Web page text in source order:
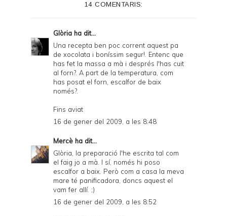
i
e
n
n
d
P
14 COMENTARIS:
Glòria ha dit...
Una recepta ben poc corrent aquest pa
de xocolata i boníssim segur!. Entenc que
has fet la massa a mà i després l'has cuit
al forn?. A part de la temperatura, com
has posat el forn, escalfor de baix
només?.
Fins aviat
16 de gener del 2009, a les 8:48
Mercè ha dit...
Glòria, la preparació l'he escrita tal com
el faig jo a mà. I sí, només hi poso
escalfor a baix. Però com a casa la meva
mare té panificadora, doncs aquest el
vam fer allí. ;)
16 de gener del 2009, a les 8:52